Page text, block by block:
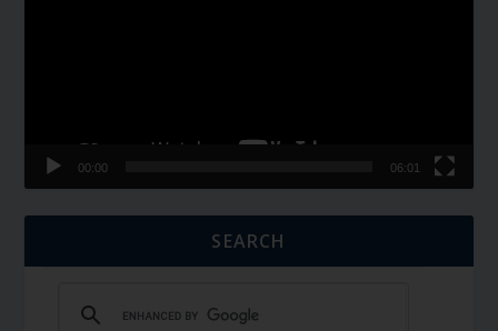
00:00 06:01
SEARCH